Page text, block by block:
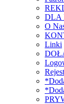
DLA
O
Linki